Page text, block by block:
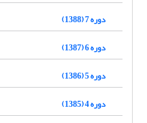
دوره 7 (1388)
دوره 6 (1387)
دوره 5 (1386)
دوره 4 (1385)